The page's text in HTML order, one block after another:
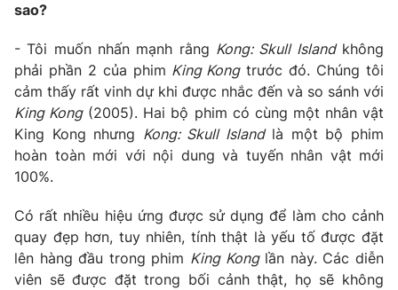
Cơ quan báo chí:
cấp ngày 29/12/2023
Tổng Biên tập: Vũ Thanh Thủy
Phó Tổng Biên tập:
Nguyễn Thị Mỹ Hạnh, Phạm Quốc Thắng,
Nguyễn Trọng Ninh
Tổng đài VTV:024.38 355 931 - 024.38 355 932
Ðiện thoại Thời báo VTV:
024.66 897 897
Liên hệ quảng cáo:024-7300.7108
sao?
- Tôi muốn nhấn mạnh rằng Kong: Skull Islandkhông
phải phần 2 của phim King Kongtrước đó. Chúng tôi
cảm thấy rất vinh dự khi được nhắc đến và so sánh với
King Kong(2005). Hai bộ phim có cùng một nhân vật
King Kong nhưng Kong: Skull Islandlà một bộ phim
hoàn toàn mới với nội dung và tuyến nhân vật mới
100%.
Có rất nhiều hiệu ứng được sử dụng để làm cho cảnh
quay đẹp hơn, tuy nhiên, tính thật là yếu tố được đặt
lên hàng đầu trong phim King Konglần này. Các diễn
viên sẽ được đặt trong bối cảnh thật, họ sẽ không